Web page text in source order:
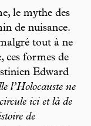
le mythe des
de nuisance.
tout à ne
ces formes de
Edward
l’Holocauste ne
ici et là de
de